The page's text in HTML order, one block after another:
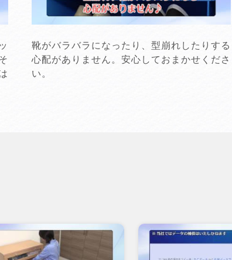
靴がバラバラになったり、型崩れしたりする
心配がありません。安心しておまかせくださ
い。